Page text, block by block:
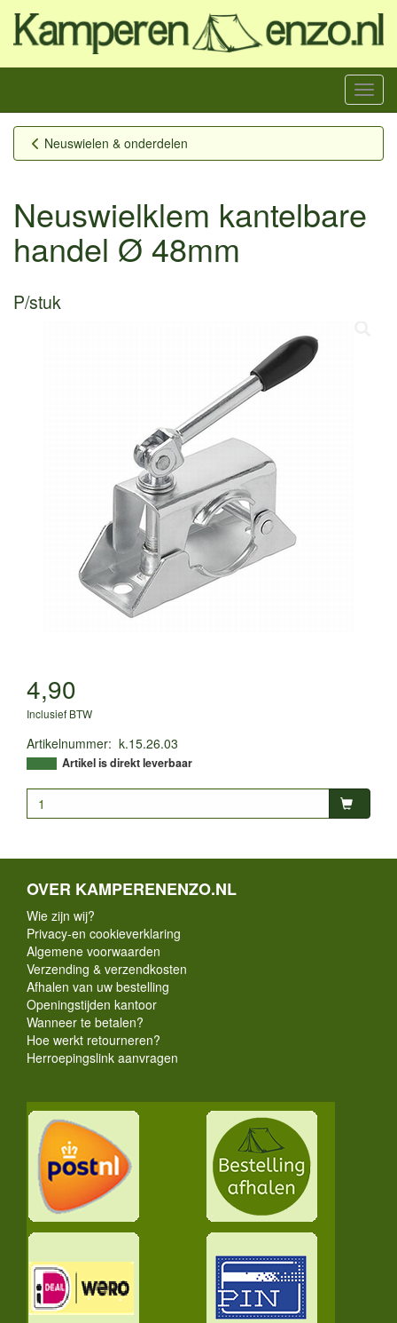
Menu
Neuswielen & onderdelen
Neuswielklem kantelbare
handel Ø 48mm
P/stuk
4,90
Inclusief BTW
Artikelnummer: k.15.26.03
Artikel is direkt leverbaar
OVER KAMPERENENZO.NL
Wie zijn wij?
Privacy-en cookieverklaring
Algemene voorwaarden
Verzending & verzendkosten
Afhalen van uw bestelling
Openingstijden kantoor
Wanneer te betalen?
Hoe werkt retourneren?
Herroepingslink aanvragen